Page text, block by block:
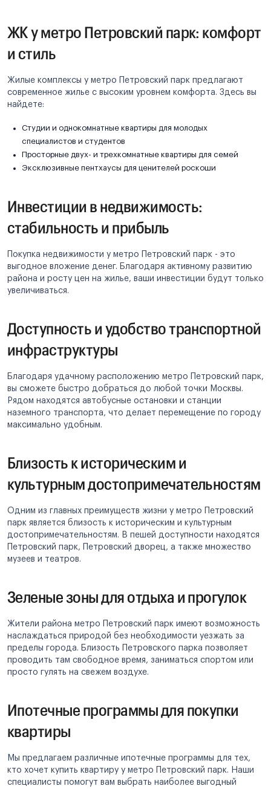
ЖК у метро Петровский парк: комфорт
и стиль
Жилые комплексы у метро Петровский парк предлагают
современное жилье с высоким уровнем комфорта. Здесь вы
найдете:
Студии и однокомнатные квартиры для молодых
специалистов и студентов
Просторные двух- и трехкомнатные квартиры для семей
Эксклюзивные пентхаусы для ценителей роскоши
Инвестиции в недвижимость:
стабильность и прибыль
Покупка недвижимости у метро Петровский парк - это
выгодное вложение денег. Благодаря активному развитию
района и росту цен на жилье, ваши инвестиции будут только
увеличиваться.
Доступность и удобство транспортной
инфраструктуры
Благодаря удачному расположению метро Петровский парк,
вы сможете быстро добраться до любой точки Москвы.
Рядом находятся автобусные остановки и станции
наземного транспорта, что делает перемещение по городу
максимально удобным.
Близость к историческим и
культурным достопримечательностям
Одним из главных преимуществ жизни у метро Петровский
парк является близость к историческим и культурным
достопримечательностям. В пешей доступности находятся
Петровский парк, Петровский дворец, а также множество
музеев и театров.
Зеленые зоны для отдыха и прогулок
Жители района метро Петровский парк имеют возможность
наслаждаться природой без необходимости уезжать за
пределы города. Близость Петровского парка позволяет
проводить там свободное время, заниматься спортом или
просто гулять на свежем воздухе.
Ипотечные программы для покупки
квартиры
Мы предлагаем различные ипотечные программы для тех,
кто хочет купить квартиру у метро Петровский парк. Наши
специалисты помогут вам выбрать наиболее выгодный